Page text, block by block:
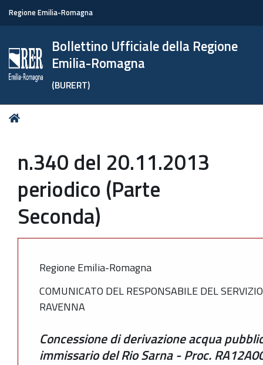
Regione Emilia-Romagna
Bollettino Ufficiale della Regione
Emilia-Romagna
(BURERT)
Tu
n.340 del 20.11.2013
periodico (Parte
Seconda)
Regione Emilia-Romagna
COMUNICATO DEL RESPONSABILE DEL
RAVENNA
Concessione di derivazione acqua
immissario del Rio Sarna - Proc.